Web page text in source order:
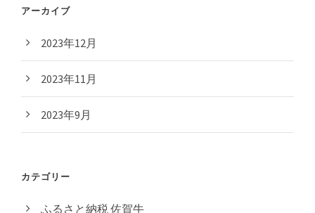
アーカイブ
2023年12月
2023年11月
2023年9月
カテゴリー
ふるさと納税 佐賀牛